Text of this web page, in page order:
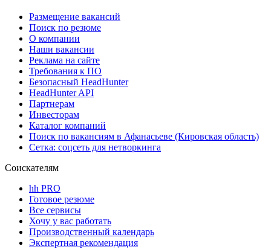
Размещение вакансий
Поиск по резюме
О компании
Наши вакансии
Реклама на сайте
Требования к ПО
Безопасный HeadHunter
HeadHunter API
Партнерам
Инвесторам
Каталог компаний
Поиск по вакансиям в Афанасьеве (Кировская область)
Сетка: соцсеть для нетворкинга
Соискателям
hh PRO
Готовое резюме
Все сервисы
Хочу у вас работать
Производственный календарь
Экспертная рекомендация